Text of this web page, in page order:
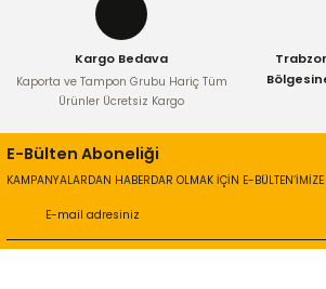
Kargo Bedava
Kaporta ve Tampon Grubu Hariç Tüm
Ürünler Ücretsiz Kargo
E-Bülten Aboneliği
KAMPANYALARDAN HABERDAR OLMAK İÇİN E-